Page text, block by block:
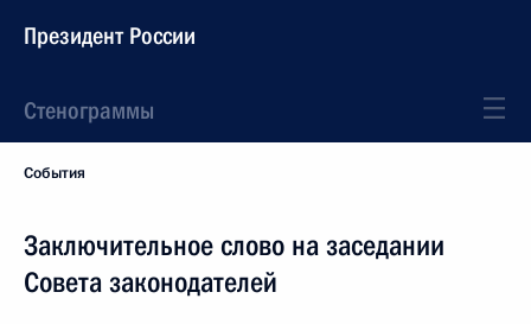
Президент России
Стенограммы
События
Заключительное слово на заседании
Совета законодателей